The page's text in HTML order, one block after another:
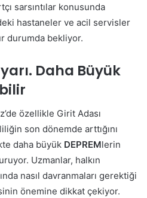
sarsıntılar konusunda
hastaneler ve acil servisler
durumda bekliyor.
Daha Büyük
özellikle Girit Adası
son dönemde arttığını
daha büyük DEPREMlerin
Uzmanlar, halkın
nasıl davranmaları gerektiği
önemine dikkat çekiyor.